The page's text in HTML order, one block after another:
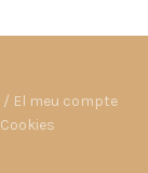
/ El meu compte
Cookies